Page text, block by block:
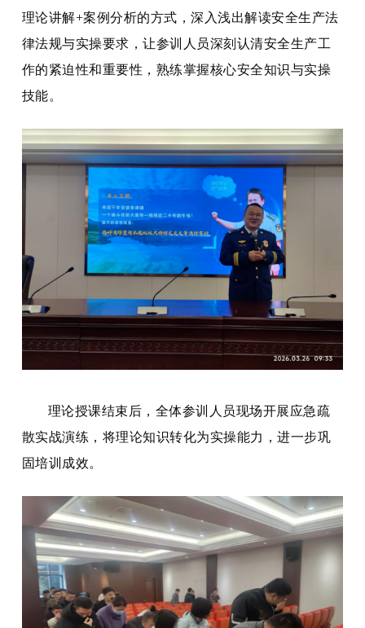
理论讲解+案例分析的方式，深入浅出解读安全生产法
律法规与实操要求，让参训人员深刻认清安全生产工
作的紧迫性和重要性，熟练掌握核心安全知识与实操
技能。
理论授课结束后，全体参训人员现场开展应急疏
散实战演练，将理论知识转化为实操能力，进一步巩
固培训成效。